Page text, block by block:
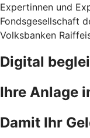
Expertinnen und
Fondsgesellschaft
Volksbanken
Digital
Ihre Anlage
Damit Ihr